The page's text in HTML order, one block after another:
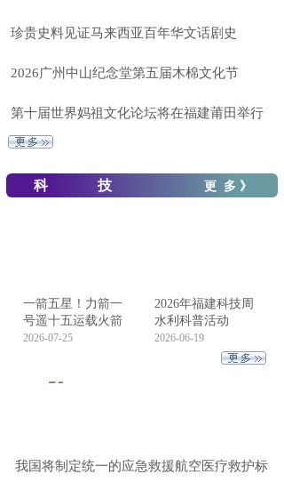
珍贵史料见证马来西亚百年华文话剧史
2026广州中山纪念堂第五届木棉文化节
第十届世界妈祖文化论坛将在福建莆田举行
科 技 更 多 》
一箭五星！力箭一
号遥十五运载火箭
2026-07-25
2026年福建科技周
水利科普活动
2026-06-19
我国将制定统一的应急救援航空医疗救护标